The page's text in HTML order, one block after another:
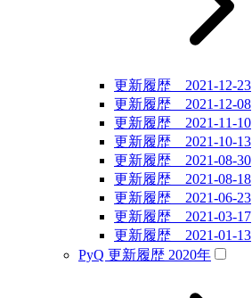
更新履歴 2021-12-23
更新履歴 2021-12-08
更新履歴 2021-11-10
更新履歴 2021-10-13
更新履歴 2021-08-30
更新履歴 2021-08-18
更新履歴 2021-06-23
更新履歴 2021-03-17
更新履歴 2021-01-13
PyQ 更新履歴 2020年